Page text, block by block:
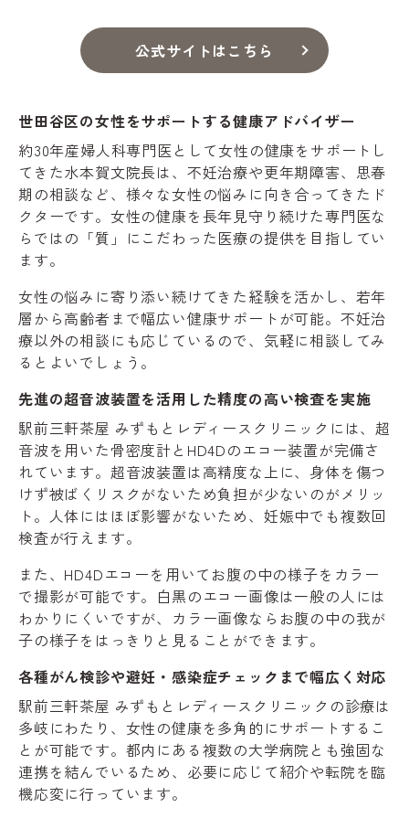
公式サイトはこちら
世田谷区の女性をサポートする健康アドバイザー
約30年産婦人科専門医として女性の健康をサポートし
てきた水本賀文院長は、不妊治療や更年期障害、思春
期の相談など、様々な女性の悩みに向き合ってきたド
クターです。女性の健康を長年見守り続けた専門医な
らではの「質」にこだわった医療の提供を目指してい
ます。
女性の悩みに寄り添い続けてきた経験を活かし、若年
層から高齢者まで幅広い健康サポートが可能。不妊治
療以外の相談にも応じているので、気軽に相談してみ
るとよいでしょう。
先進の超音波装置を活用した精度の高い検査を実施
駅前三軒茶屋 みずもとレディースクリニックには、超
音波を用いた骨密度計とHD4Dのエコー装置が完備さ
れています。超音波装置は高精度な上に、身体を傷つ
けず被ばくリスクがないため負担が少ないのがメリッ
ト。人体にはほぼ影響がないため、妊娠中でも複数回
検査が行えます。
また、HD4Dエコーを用いてお腹の中の様子をカラー
で撮影が可能です。白黒のエコー画像は一般の人には
わかりにくいですが、カラー画像ならお腹の中の我が
子の様子をはっきりと見ることができます。
各種がん検診や避妊・感染症チェックまで幅広く対応
駅前三軒茶屋 みずもとレディースクリニックの診療は
多岐にわたり、女性の健康を多角的にサポートするこ
とが可能です。都内にある複数の大学病院とも強固な
連携を結んでいるため、必要に応じて紹介や転院を臨
機応変に行っています。